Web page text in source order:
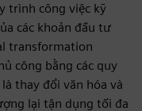
trình công việc kỹ
các khoản đầu tư
transformation
công bằng các quy
thay đổi văn hóa và
lại tận dụng tối đa